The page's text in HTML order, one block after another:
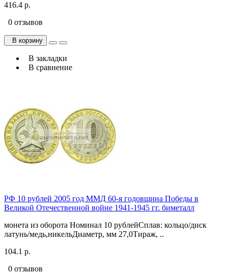
416.4 р.
0 отзывов
В корзину
В закладки
В сравнение
РФ 10 рублей 2005 год ММД 60-я годовщина Победы в
Великой Отечественной войне 1941-1945 гг. биметалл
монета из оборота Номинал 10 рублейСплав: кольцо/диск
латунь/медь,никельДиаметр, мм 27,0Тираж, ..
104.1 р.
0 отзывов